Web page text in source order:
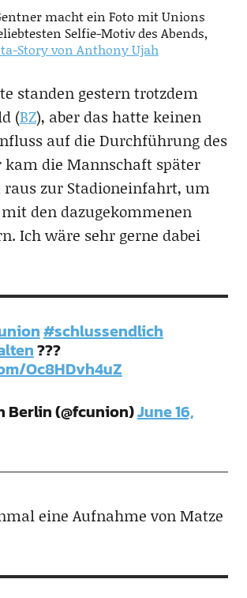
macht ein Foto mit Unions
Selfie-Motiv des Abends,
Story von Anthony Ujah
standen gestern trotzdem
(BZ), aber das hatte keinen
auf die Durchführung des
kam die Mannschaft später
zur Stadioneinfahrt, um
den dazugekommenen
Ich wäre sehr gerne dabei
#schlussendlich
???
Oc8HDvh4uZ
Berlin (@fcunion)June 16,
eine Aufnahme von Matze